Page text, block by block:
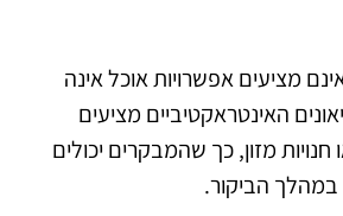
מציעים אפשרויות אוכל אינה
האינטראקטיביים מציעים
מזון, כך שהמבקרים יכולים
במהלך הביקור.